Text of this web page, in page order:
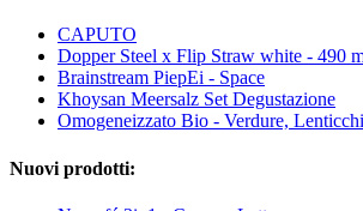
CAPUTO
Dopper Steel x Flip Straw white - 490
Brainstream PiepEi - Space
Khoysan Meersalz Set Degustazione
Omogeneizzato Bio - Verdure,
Nuovi prodotti: